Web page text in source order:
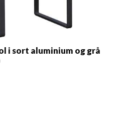
i sort aluminium og grå